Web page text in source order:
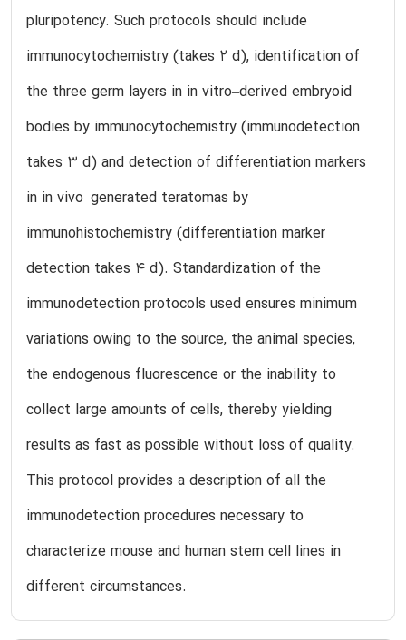
pluripotency. Such protocols should include
immunocytochemistry (takes 2 d), identification of
the three germ layers in in vitro–derived embryoid
bodies by immunocytochemistry (immunodetection
takes 3 d) and detection of differentiation markers
in in vivo–generated teratomas by
immunohistochemistry (differentiation marker
detection takes 4 d). Standardization of the
immunodetection protocols used ensures minimum
variations owing to the source, the animal species,
the endogenous fluorescence or the inability to
collect large amounts of cells, thereby yielding
results as fast as possible without loss of quality.
This protocol provides a description of all the
immunodetection procedures necessary to
characterize mouse and human stem cell lines in
different circumstances.